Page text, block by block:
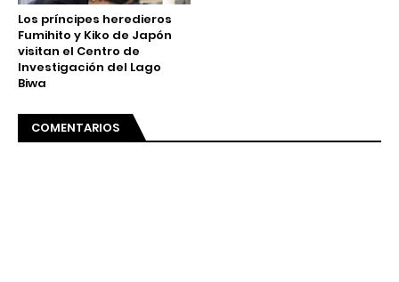
Los príncipes heredieros
Fumihito y Kiko de Japón
visitan el Centro de
Investigación del Lago
Biwa
COMENTARIOS